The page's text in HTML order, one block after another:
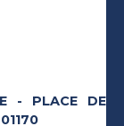
- PLACE DE